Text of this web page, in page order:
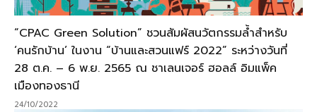
“CPAC Green Solution” ชวนสัมผัสนวัตกรรมล้ำสำหรับ
‘คนรักบ้าน’ ในงาน “บ้านและสวนแฟร์ 2022” ระหว่างวันที่
28 ต.ค. – 6 พ.ย. 2565 ณ ชาเลนเจอร์ ฮอลล์ อิมแพ็ค
เมืองทองธานี
24/10/2022